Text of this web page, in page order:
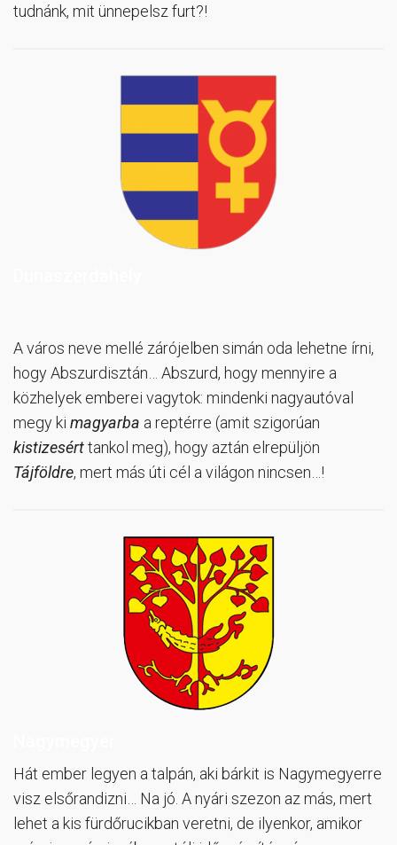
tudnánk, mit ünnepelsz furt?!
A város neve mellé zárójelben simán oda lehetne írni,
hogy Abszurdisztán… Abszurd, hogy mennyire a
közhelyek emberei vagytok: mindenki nagyautóval
megy ki magyarba a reptérre (amit szigorúan
kistizesérttankol meg), hogy aztán elrepüljön
Tájföldre, mert más úti cél a világon nincsen…!
Hát ember legyen a talpán, aki bárkit is Nagymegyerre
visz elsőrandizni… Na jó. A nyári szezon az más, mert
lehet a kis fürdőrucikban veretni, de ilyenkor, amikor